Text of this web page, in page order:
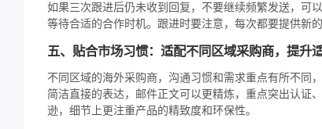
如果三次跟进后仍未收到回复，不要继续频繁发送，可
等待合适的合作时机。跟进时要注意，每次都要提供新
五、贴合市场习惯：适配不同区域采购商，提升
不同区域的海外采购商，沟通习惯和需求重点有所不同
简洁直接的表达，邮件正文可以更精炼，重点突出认证
逊，细节上更注重产品的精致度和环保性。